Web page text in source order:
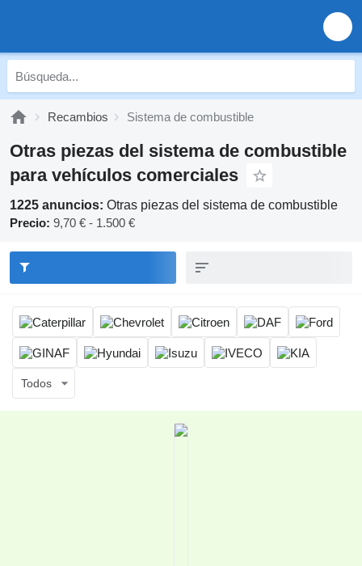
Recambios Sistema de combustible
Otras piezas del sistema de combustible
para vehículos comerciales
1225 anuncios: Otras piezas del sistema de combustible
Precio: 9,70 € - 1.500 €
Todos